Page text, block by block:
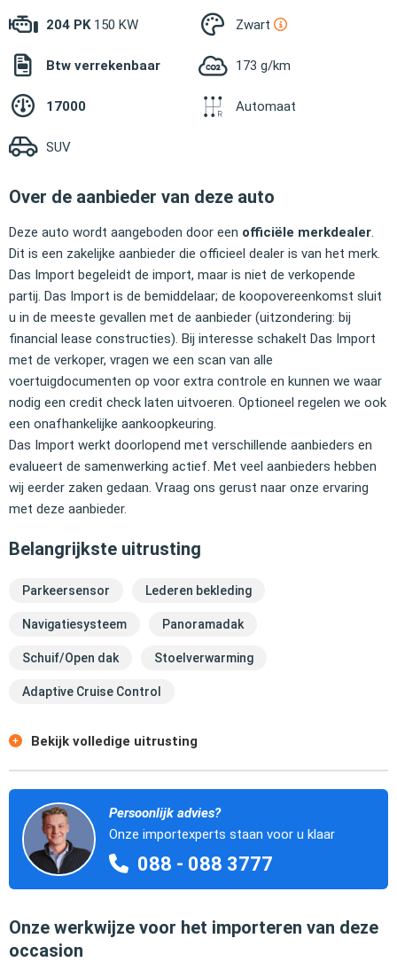
204 PK 150 KW Zwart
Btw verrekenbaar 173 g/km
17000 Automaat
SUV
Over de aanbieder van deze auto
Deze auto wordt aangeboden door een officiële merkdealer
Dit is een zakelijke aanbieder die officieel dealer is van het merk.
Das Import begeleidt de import, maar is niet de verkopende
partij. Das Import is de bemiddelaar; de koopovereenkomst sluit
u in de meeste gevallen met de aanbieder (uitzondering: bij
financial lease constructies). Bij interesse schakelt Das Import
met de verkoper, vragen we een scan van alle
voertuigdocumenten op voor extra controle en kunnen we waar
nodig een credit check laten uitvoeren. Optioneel regelen we ook
een onafhankelijke aankoopkeuring.
Das Import werkt doorlopend met verschillende aanbieders en
evalueert de samenwerking actief. Met veel aanbieders hebben
wij eerder zaken gedaan. Vraag ons gerust naar onze ervaring
met deze aanbieder.
Belangrijkste uitrusting
Parkeersensor Lederen bekleding
Navigatiesysteem Panoramadak
Schuif/Open dak Stoelverwarming
Adaptive Cruise Control
Bekijk volledige uitrusting
Persoonlijk advies?
Onze importexperts staan voor u klaar
088 - 088 3777
Onze werkwijze voor het importeren van deze
occasion